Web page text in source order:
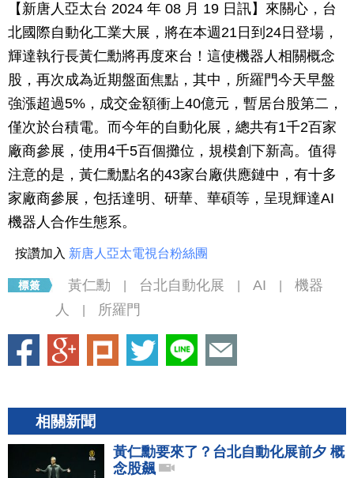
【新唐人亞太台 2024 年 08 月 19 日訊】來關心，台
北國際自動化工業大展，將在本週21日到24日登場，
輝達執行長黃仁勳將再度來台！這使機器人相關概念
股，再次成為近期盤面焦點，其中，所羅門今天早盤
強漲超過5%，成交金額衝上40億元，暫居台股第二，
僅次於台積電。而今年的自動化展，總共有1千2百家
廠商參展，使用4千5百個攤位，規模創下新高。值得
注意的是，黃仁勳點名的43家台廠供應鏈中，有十多
家廠商參展，包括達明、研華、華碩等，呈現輝達AI
機器人合作生態系。
按讚加入 新唐人亞太電視台粉絲團
黃仁勳 台北自動化展 AI
機器
人
所羅門
相關新聞
黃仁勳要來了？台北自動化展前夕 概
念股飆